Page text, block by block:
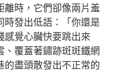
離時，它們卻像兩片羞
時發出低語：「你還是
感覺心臟快要跳出來
、覆蓋著鏽跡斑斑鐵網
的盡頭散發出不正常的